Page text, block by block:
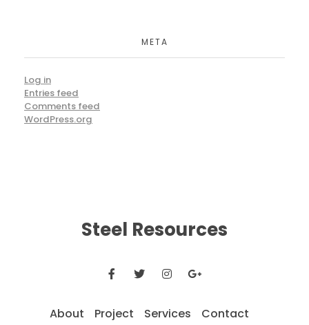
META
Log in
Entries feed
Comments feed
WordPress.org
About Project Services Contact
Steel Resources